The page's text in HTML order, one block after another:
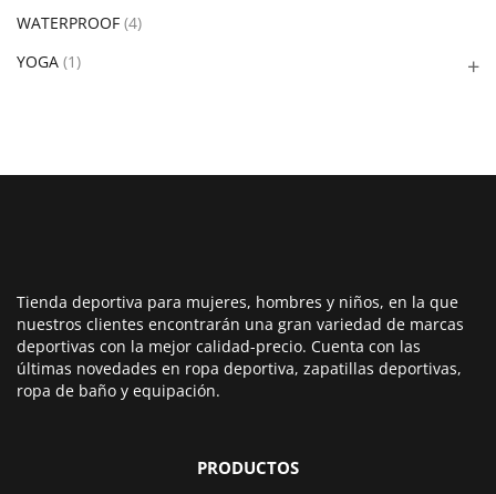
WATERPROOF (4)
YOGA (1)
Tienda deportiva para mujeres, hombres y niños, en la que
nuestros clientes encontrarán una gran variedad de marcas
deportivas con la mejor calidad-precio. Cuenta con las
últimas novedades en ropa deportiva, zapatillas deportivas,
ropa de baño y equipación.
PRODUCTOS